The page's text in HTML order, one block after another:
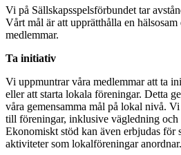
Vi på Sällskapsspelsförbundet tar
Vårt mål är att upprätthålla en
medlemmar.
Ta initiativ
Vi uppmuntrar våra medlemmar att ta
eller att starta lokala föreningar. Detta
våra gemensamma mål på lokal nivå.
till föreningar, inklusive vägledning och
Ekonomiskt stöd kan även erbjudas för
aktiviteter som lokalföreningar anordnar.